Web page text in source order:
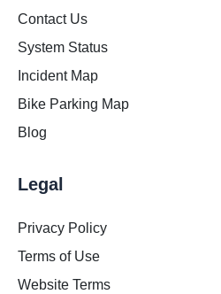
Contact Us
System Status
Incident Map
Bike Parking Map
Blog
Legal
Privacy Policy
Terms of Use
Website Terms